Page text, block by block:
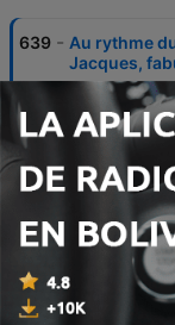
639 - Au rythme
Jacques,
14 mayo 2026
638 - L’abeille de
14 mayo 2026
637 - EP3
635 - EP2 Manchot